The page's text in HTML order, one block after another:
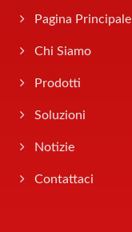
Pagina Principale
Chi Siamo
Prodotti
Soluzioni
Notizie
Contattaci